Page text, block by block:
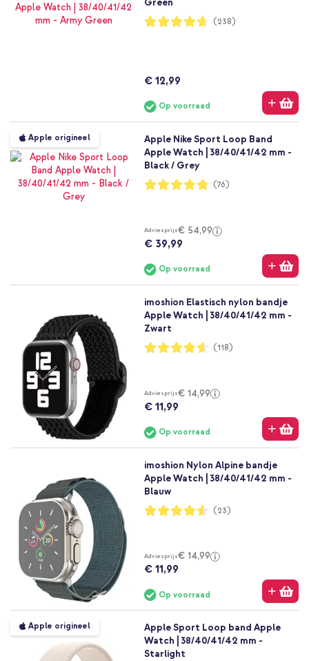
Waardering:
93%
(238)
€ 12,99
Op voorraad
Apple origineel
Apple Nike Sport Loop Band
Apple Watch | 38/40/41/42 mm -
Black / Grey
Waardering:
96%
(76)
Adviesprijs€ 54,99
€ 39,99
Op voorraad
imoshion Elastisch nylon bandje
Apple Watch | 38/40/41/42 mm -
Zwart
Waardering:
92%
(118)
Adviesprijs€ 14,99
€ 11,99
Op voorraad
imoshion Nylon Alpine bandje
Apple Watch | 38/40/41/42 mm -
Blauw
Waardering:
91%
(23)
Adviesprijs€ 14,99
€ 11,99
Op voorraad
Apple origineel
Apple Sport Loop band Apple
Watch | 38/40/41/42 mm -
Starlight